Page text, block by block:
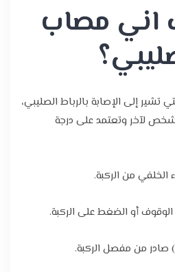
اني مصاب
تشير إلى الإصابة بالرباط الصليبي،
لآخر وتعتمد على درجة
الخلفي من الركبة.
الوقوف أو الضغط على الركبة.
من مفصل الركبة.